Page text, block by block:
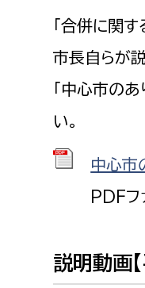
高齢者
傷病者
事業者
求職者
地域政策課
地域安全課
人権・男女共
福祉健康部
生活援護課
「合併に関
市長自らが説
「中心市の
い。
中心市
PDFフ
説明動画